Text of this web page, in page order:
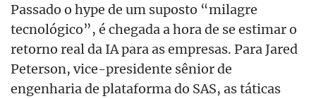
Passado o hype de um suposto “milagre
tecnológico”, é chegada a hora de se estimar o
retorno real da IA para as empresas. Para Jared
Peterson, vice-presidente sênior de
engenharia de plataforma do SAS, as táticas